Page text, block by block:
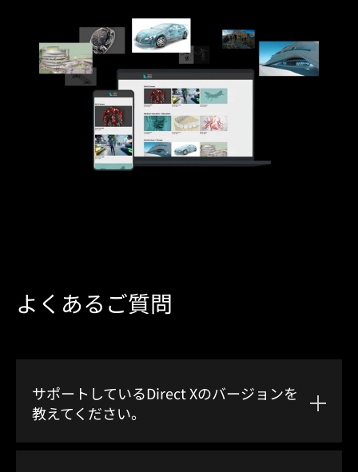
よくあるご質問
サポートしているDirect Xのバージョンを
教えてください。